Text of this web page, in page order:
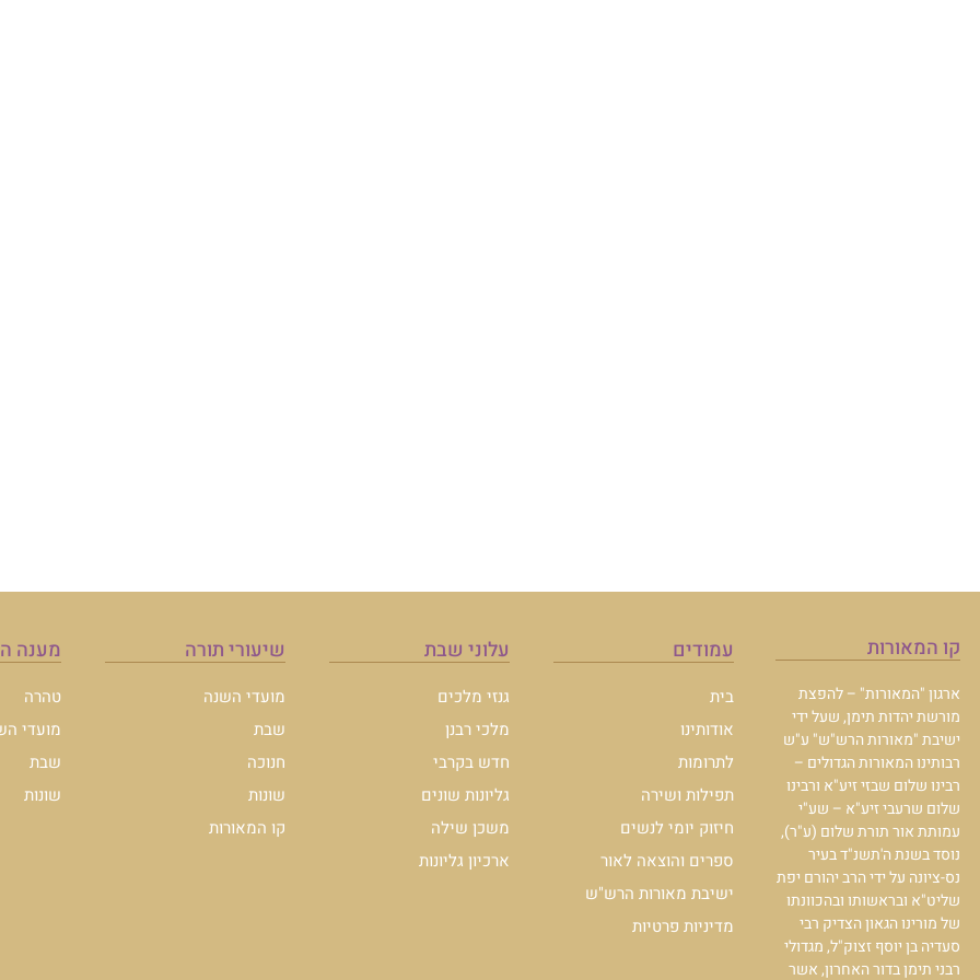
קו המאורות
ארגון "המאורות" – להפצת
מורשת יהדות תימן, שעל ידי
ישיבת "מאורות הרש"ש" ע"ש
רבותינו המאורות הגדולים –
רבינו שלום שבזי זיע"א ורבינו
שלום שרעבי זיע"א – שע"י
עמותת אור תורת שלום (ע"ר),
נוסד בשנת ה'תשנ"ד בעיר
נס-ציונה על ידי הרב יהורם יפת
שליט"א ובראשותו ובהכוונתו
של מורינו הגאון הצדיק רבי
סעדיה בן יוסף זצוק"ל, מגדולי
רבני תימן בדור האחרון, אשר
עמודים
בית
אודותינו
לתרומות
תפילות ושירה
חיזוק יומי לנשים
ספרים והוצאה לאור
ישיבת מאורות הרש"ש
מדיניות פרטיות
עלוני שבת
גנזי מלכים
מלכי רבנן
חדש בקרבי
גליונות שונים
משכן שילה
ארכיון גליונות
שיעורי תורה
מועדי השנה
שבת
חנוכה
שונות
קו המאורות
מענה
טהרה
מועדי
שבת
שונות